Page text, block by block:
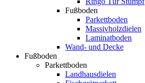
Fußboden
Parkettboden
Massivholzdielen
Laminatboden
Wand- und Decke
Fußboden
Parkettboden
Landhausdielen